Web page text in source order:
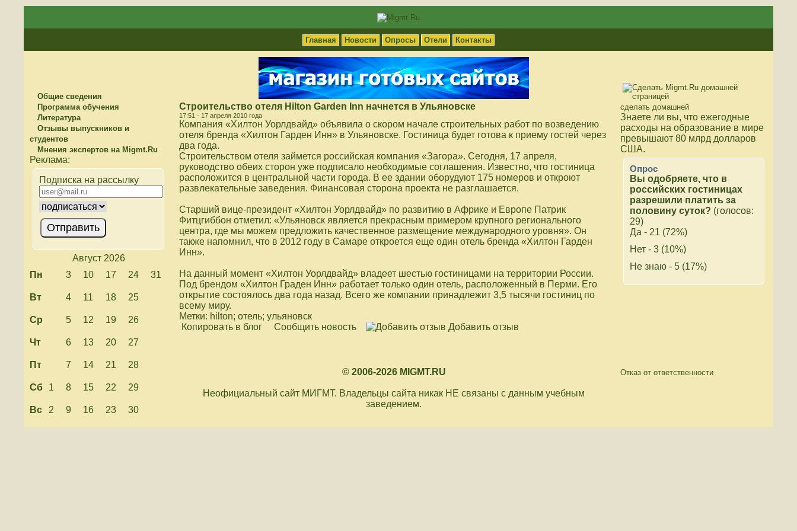
Главная Новости Опросы Отели Контакты
Общие сведения
Программа обучения
Литература
Отзывы выпускников и
студентов
Мнения экспертов на Migmt.Ru
Подписка на рассылку
Август 2026
Пн
3 10 17 24 31
Вт 4 11 18 25
Ср 5 12 19 26
Чт 6 13 20 27
Пт 7 14 21 28
Сб 1 8 15 22 29
Вс 2 9 16 23 30
Строительство отеля Hilton Garden Inn начнется в Ульяновске
17:51 - 17 апреля 2010 года
Компания «Хилтон Уорлдвайд» объявила о скором начале строительных работ по возведению
отеля бренда «Хилтон Гарден Инн» в Ульяновске. Гостиница будет готова к приему гостей через
два года.
Строительством отеля займется российская компания «Загора». Сегодня, 17 апреля,
руководство обеих сторон уже подписало необходимые соглашения. Известно, что гостиница
расположится в центральной части города. В ее здании оборудуют 175 номеров и откроют
развлекательные заведения. Финансовая сторона проекта не разглашается.
Старший вице-президент «Хилтон Уорлдвайд» по развитию в Африке и Европе Патрик
Фитцгиббон отметил: «Ульяновск является прекрасным примером крупного регионального
центра, где мы можем предложить качественное размещение международного уровня». Он
также напомнил, что в 2012 году в Самаре откроется еще один отель бренда «Хилтон Гарден
Инн».
На данный момент «Хилтон Уорлдвайд» владеет шестью гостиницами на территории России.
Под брендом «Хилтон Граден Инн» работает только один отель, расположенный в Перми. Его
открытие состоялось два года назад. Всего же компании принадлежит 3,5 тысячи гостиниц по
всему миру.
Метки: hilton; отель; ульяновск
Копировать в блог
Сообщить новость Добавить отзыв
сделать домашней
Знаете ли вы, что ежегодные
расходы на образование в мире
превышают 80 млрд долларов
США.
Опрос
Вы одобряете, что в
российских гостиницах
разрешили платить за
половину суток? (голосов:
29)
Да - 21 (72%)
Нет - 3 (10%)
Не знаю - 5 (17%)
© 2006-2026 MIGMT.RU
Неофициальный сайт МИГМТ. Владельцы сайта никак НЕ связаны с данным учебным
заведением.
Отказ от ответственности